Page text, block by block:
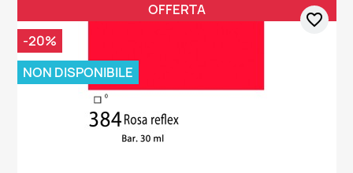
OFFERTA
-20%
NON DISPONIBILE
favorite_border